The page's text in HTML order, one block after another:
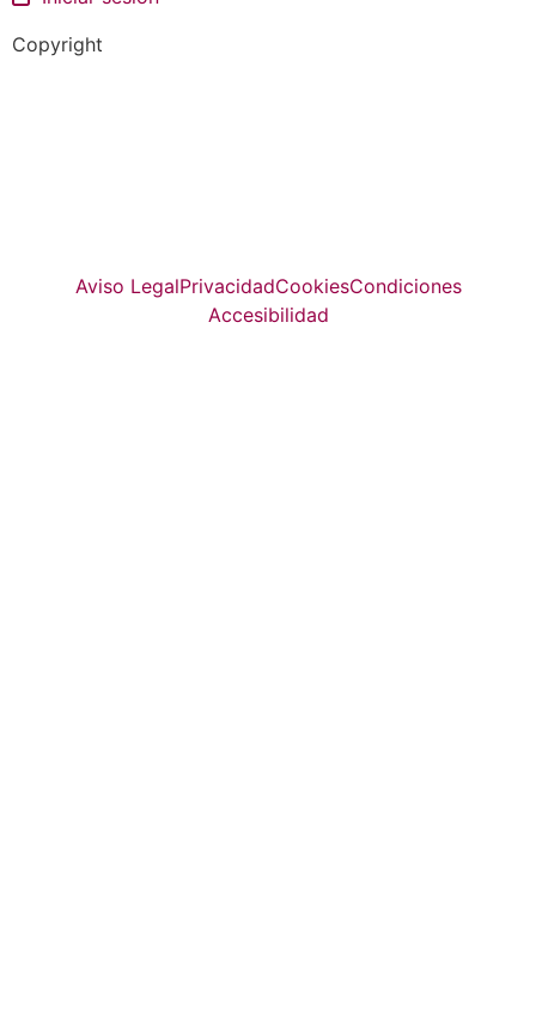
Copyright
Aviso LegalPrivacidadCookiesCondiciones
Accesibilidad